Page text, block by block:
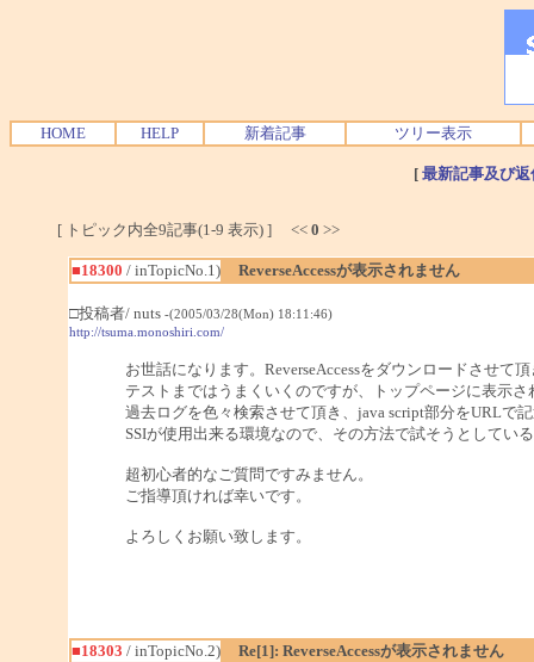
HOME HELP 新着記事 ツリー表示
[ 最新記事及び
[ トピック内全9記事(1-9 表示) ] << 0 >>
■18300 / inTopicNo.1) ReverseAccessが表示されません
□投稿者/ nuts -(2005/03/28(Mon) 18:11:46)
http://tsuma.monoshiri.com/
お世話になります。ReverseAccessをダウンロードさせて
テストまではうまくいくのですが、トップページに表示さ
過去ログを色々検索させて頂き、java script部分をURLで
SSIが使用出来る環境なので、その方法で試そうとしてい
超初心者的なご質問ですみません。
ご指導頂ければ幸いです。
よろしくお願い致します。
■18303 / inTopicNo.2) Re[1]: ReverseAccessが表示されません